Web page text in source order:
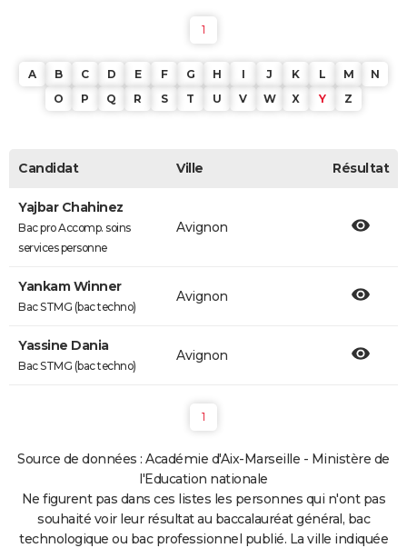
1
A B C D E F G H I J K L M
N
O
P Q R S T U V W X Y Z
Candidat Ville Résultat
Yajbar Chahinez
Bac pro Accomp. soins
services personne
Avignon
Yankam Winner
Bac STMG (bac techno)
Avignon
Yassine Dania
Bac STMG (bac techno)
Avignon
1
Source de données : Académie d'Aix-Marseille - Ministère de
l'Education nationale
Ne figurent pas dans ces listes les personnes qui n'ont pas
souhaité voir leur résultat au baccalauréat général, bac
technologique ou bac professionnel publié. La ville indiquée